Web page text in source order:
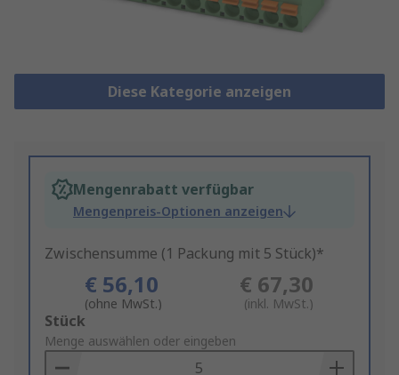
Diese Kategorie anzeigen
Mengenrabatt verfügbar
Mengenpreis-Optionen anzeigen
Zwischensumme (1 Packung mit 5 Stück)*
€ 56,10
(ohne MwSt.)
€ 67,30
(inkl. MwSt.)
Add
to
Basket
Stück
Menge auswählen oder eingeben